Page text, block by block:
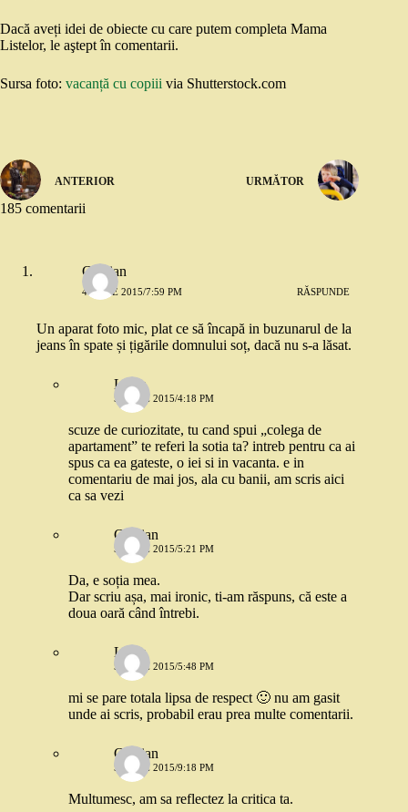
Dacă aveți idei de obiecte cu care putem completa Mama
Listelor, le aştept în comentarii.
Sursa foto: vacanță cu copiii via Shutterstock.com
ANTERIOR URMĂTOR
185 comentarii
Cristian
4 IUNIE 2015/7:59 PM RĂSPUNDE
Un aparat foto mic, plat ce să încapă in buzunarul de la
jeans în spate și țigările domnului soț, dacă nu s-a lăsat.
Luiza
5 IUNIE 2015/4:18 PM
scuze de curiozitate, tu cand spui „colega de
apartament” te referi la sotia ta? intreb pentru ca ai
spus ca ea gateste, o iei si in vacanta. e in
comentariu de mai jos, ala cu banii, am scris aici
ca sa vezi
Cristian
5 IUNIE 2015/5:21 PM
Da, e soția mea.
Dar scriu așa, mai ironic, ti-am răspuns, că este a
doua oară când întrebi.
Luiza
5 IUNIE 2015/5:48 PM
mi se pare totala lipsa de respect 🙂 nu am gasit
unde ai scris, probabil erau prea multe comentarii.
Cristian
5 IUNIE 2015/9:18 PM
Multumesc, am sa reflectez la critica ta.